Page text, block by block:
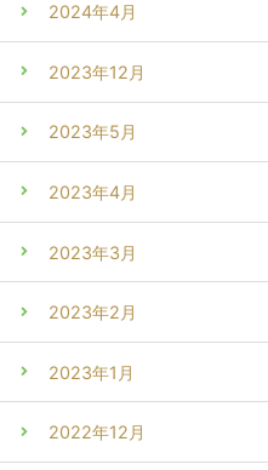
2024年4月
2023年12月
2023年5月
2023年4月
2023年3月
2023年2月
2023年1月
2022年12月